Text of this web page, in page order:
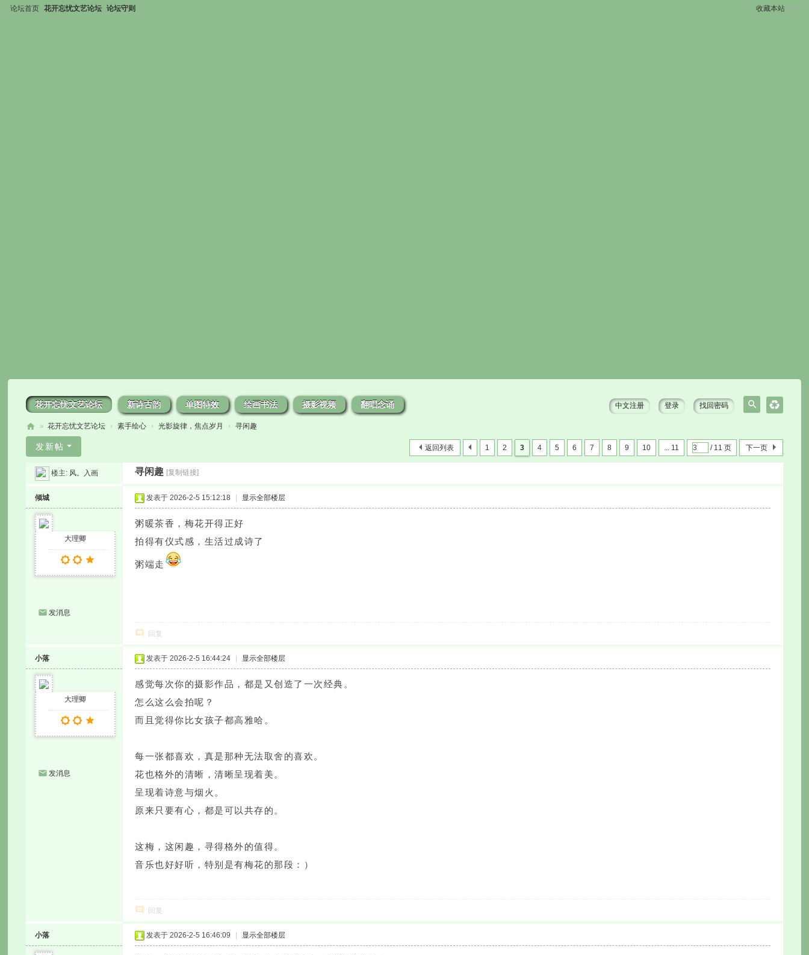
论坛首页 花开忘忧文艺论坛 论坛守则 收藏本站
索
中文注册 登录 找回密码
花开忘忧文艺论坛 新诗古韵 单图特效 绘画书法 摄影视频 翻唱念诵
忘
忧
» 花开忘忧文艺论坛 › 素手绘心 › 光影旋律，焦点岁月 › 寻闲趣
1 2 3 4 5 6 7 8 9 10 ... 11 / 11 页 下一页
返回列表
发新帖
楼主: 风。入画 寻闲趣 [复制链接]
倾城
大理卿
发消息
发表于 2026-2-5 15:12:18 显示全部楼层
粥暖茶香，梅花开得正好
拍得有仪式感，生活过成诗了
粥端走
回复
小落
大理卿
发消息
发表于 2026-2-5 16:44:24 显示全部楼层
感觉每次你的摄影作品，都是又创造了一次经典。
怎么这么会拍呢？
而且觉得你比女孩子都高雅哈。
每一张都喜欢，真是那种无法取舍的喜欢。
花也格外的清晰，清晰呈现着美。
呈现着诗意与烟火。
原来只要有心，都是可以共存的。
这梅，这闲趣，寻得格外的值得。
音乐也好好听，特别是有梅花的那段：）
回复
小落 发表于 2026-2-5 16:46:09 显示全部楼层